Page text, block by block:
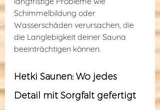
Schimmelbildung oder
Wasserschäden verursachen, die
die Langlebigkeit deiner Sauna
beeinträchtigen können.
Hetki Saunen: Wo jedes
Detail mit Sorgfalt gefertigt